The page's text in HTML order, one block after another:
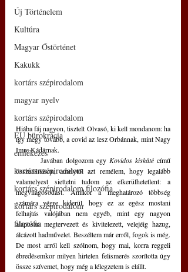
Új Történelem
Kultúra
Magyar Őstörténet
Kakukk
kortárs szépirodalom
magyar nyelv
kortárs szépirodalom
EU bürokrácia
emlékezés
kortárs szépirodalom
kortárs szépirodalom filozófia
kortárs szépirodalom
filozófia
Hiába fáj nagyon, tisztelt Olvasó, ki kell mondanom: ha
így megy tovább, a covid az lesz Orbánnak, mint Nagy
Imre Kádárnak.
	Javában dolgozom egy
Kovidos kiskáté című
összeállításon, amelytől azt remélem, hogy legalább
valamelyest siettetni tudom az elkerülhetetlent: a
megvilágosodást. Amikor a meghatározó többség
számára végre kiderül, hogy ez az egész mostani
felhajtás valójában nem egyéb, mint egy nagyon
alaposan megtervezett és kivitelezett, velejéig hazug,
álcázott hadművelet. Beszéltem már erről, fogok is még.
De most arról kell szólnom, hogy mai, korra reggeli
ébredésemkor milyen hirtelen felismerés szorította úgy
össze szívemet, hogy még a lélegzetem is elállt.